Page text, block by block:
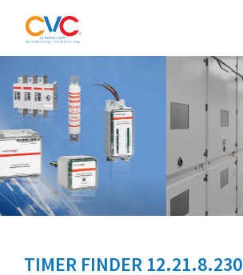
TIMER FINDER 12.21.8.230